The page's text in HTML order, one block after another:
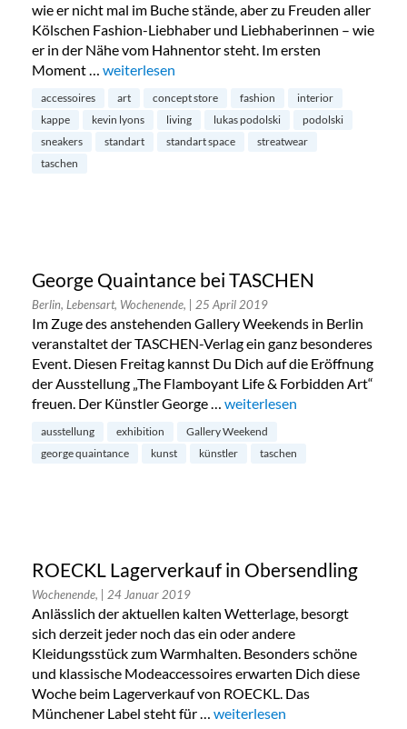
wie er nicht mal im Buche stände, aber zu Freuden aller
Kölschen Fashion-Liebhaber und Liebhaberinnen – wie
er in der Nähe vom Hahnentor steht. Im ersten
Moment … „Standart Space: Poldi’s Concept-Store am
weiterlesen
accessoires art concept store fashion
interior
kappe
kevin lyons living lukas podolski
podolski
sneakers
standart standart space
streatwear
taschen
George Quaintance bei TASCHEN
Berlin, Lebensart, Wochenende, | 25 April 2019
Im Zuge des anstehenden Gallery Weekends in Berlin
veranstaltet der TASCHEN-Verlag ein ganz besonderes
Event. Diesen Freitag kannst Du Dich auf die Eröffnung
der Ausstellung „The Flamboyant Life & Forbidden Art“
freuen. Der Künstler George … „George Quaintance bei
weiterlesen
ausstellung exhibition
Gallery Weekend
george quaintance
kunst künstler taschen
ROECKL Lagerverkauf in Obersendling
Wochenende, | 24 Januar 2019
Anlässlich der aktuellen kalten Wetterlage, besorgt
sich derzeit jeder noch das ein oder andere
Kleidungsstück zum Warmhalten. Besonders schöne
und klassische Modeaccessoires erwarten Dich diese
Woche beim Lagerverkauf von ROECKL. Das
Münchener Label steht für … „ROECKL Lagerverkauf in
weiterlesen